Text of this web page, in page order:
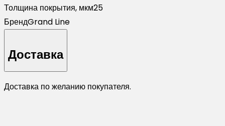
Толщина покрытия, мкм25
БрендGrand Line
Доставка
Доставка по желанию покупателя.